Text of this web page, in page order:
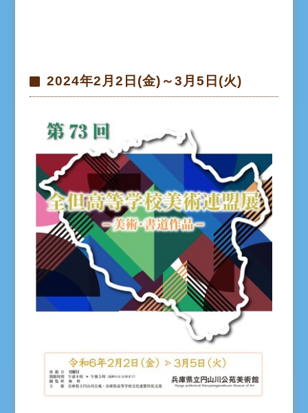
2024年2月2日(金)～3月5日(火)